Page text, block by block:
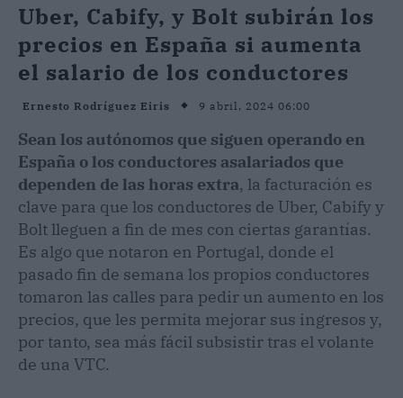
Uber, Cabify, y Bolt subirán los
precios en España si aumenta
el salario de los conductores
Ernesto Rodríguez Eiris 9 abril, 2024 06:00
Sean los autónomos que siguen operando en
España o los conductores asalariados que
dependen de las horas extra, la facturación es
clave para que los conductores de Uber, Cabify y
Bolt lleguen a fin de mes con ciertas garantías.
Es algo que notaron en Portugal, donde el
pasado fin de semana los propios conductores
tomaron las calles para pedir un aumento en los
precios, que les permita mejorar sus ingresos y,
por tanto, sea más fácil subsistir tras el volante
de una VTC.